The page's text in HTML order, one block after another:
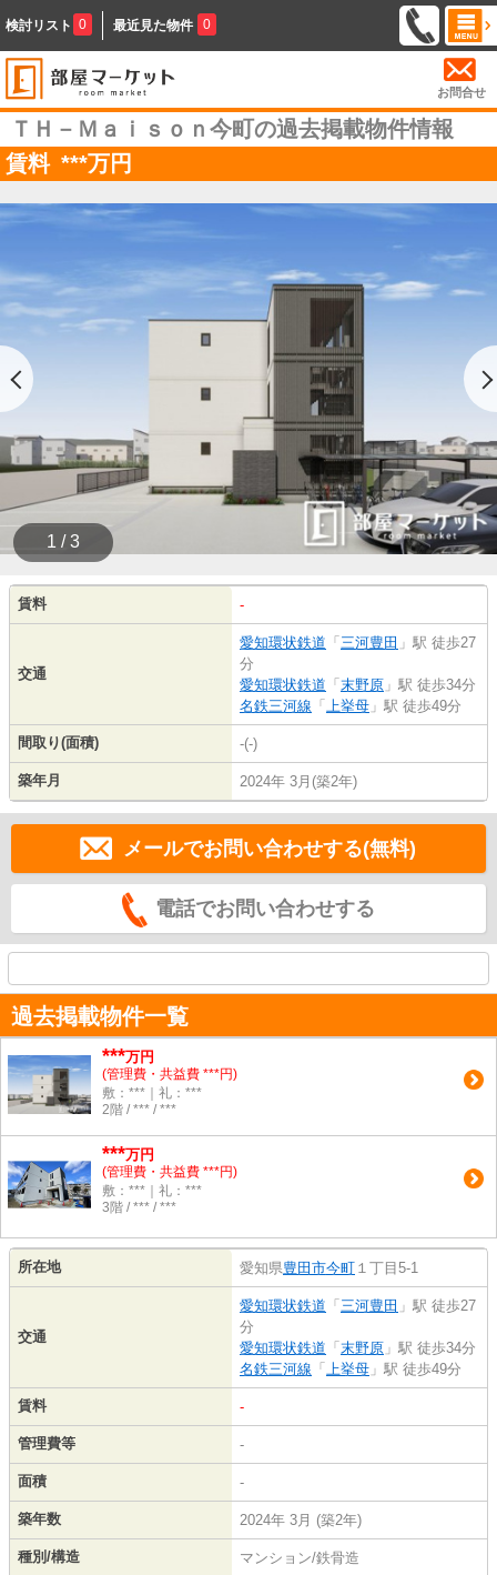
検討リスト 0 最近見た物件 0
お問合せ
ＴＨ－Ｍａｉｓｏｎ今町の過去掲載物件情報
賃料 ***万円
1 / 3
賃料 -
交通
愛知環状鉄道 「 三河豊田 」駅 徒歩27
分
愛知環状鉄道 「 末野原 」駅 徒歩34分
名鉄三河線 「 上挙母 」駅 徒歩49分
間取り(面積) -(-)
築年月 2024年 3月(築2年)
メールでお問い合わせする(無料)
電話でお問い合わせする
過去掲載物件一覧
***万円
(管理費・共益費 ***円)
敷：***｜礼：***
2階 / *** / ***
***万円
(管理費・共益費 ***円)
敷：***｜礼：***
3階 / *** / ***
所在地 愛知県豊田市今町 １丁目5-1
交通
愛知環状鉄道 「 三河豊田 」駅 徒歩27
分
愛知環状鉄道 「 末野原 」駅 徒歩34分
名鉄三河線 「 上挙母 」駅 徒歩49分
賃料 -
管理費等 -
面積 -
築年数 2024年 3月 (築2年)
種別/構造 マンション/鉄骨造